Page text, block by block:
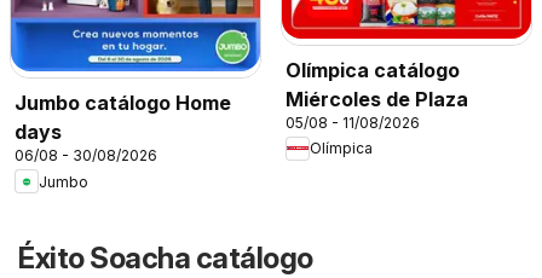
Jumbo catálogo Home
days
06/08 - 30/08/2026
Jumbo
Olímpica catálogo
Miércoles de Plaza
05/08 - 11/08/2026
Olímpica
Éxito Soacha catálogo